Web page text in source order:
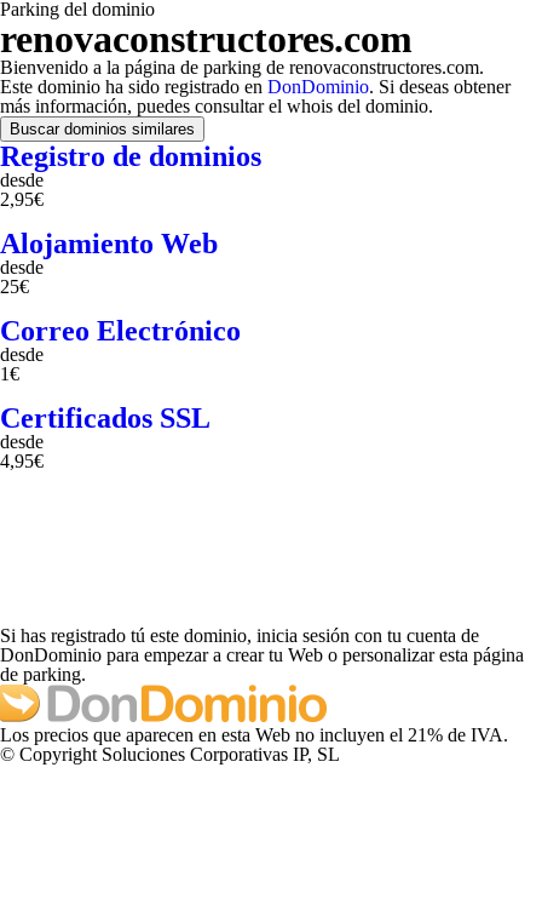
Parking del dominio
renovaconstructores.com
Bienvenido a la página de parking de renovaconstructores.com.
Este dominio ha sido registrado en DonDominio. Si deseas obtener
más información, puedes consultar el whois del dominio.
Buscar dominios similares
Registro de dominios
desde
2,95€
Alojamiento Web
desde
25€
Correo Electrónico
desde
1€
Certificados SSL
desde
4,95€
Si has registrado tú este dominio, inicia sesión con tu cuenta de
DonDominio para empezar a crear tu Web o personalizar esta página
de parking.
Los precios que aparecen en esta Web no incluyen el 21% de IVA.
© Copyright Soluciones Corporativas IP, SL